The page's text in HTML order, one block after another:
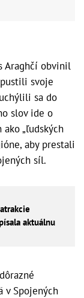
Araghčí obvinil
svoje
sa do
slov ide o
„ľudských
aby prestali
síl.
aktuálnu
v Spojených